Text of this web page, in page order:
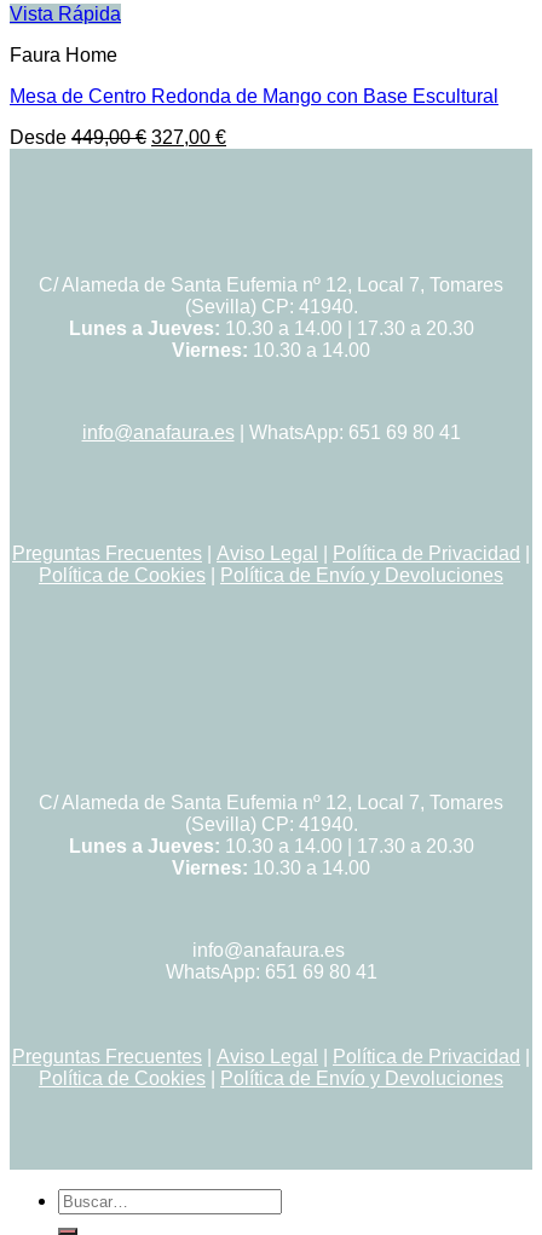
Vista Rápida
Faura Home
Mesa de Centro Redonda de Mango con Base Escultural
Desde 449,00€ El
327,00 €El
C/ Alameda de Santa Eufemia nº 12, Local 7, Tomares
(Sevilla) CP: 41940.
Lunes a Jueves: 10.30 a 14.00 | 17.30 a 20.30
Viernes: 10.30 a 14.00
info@anafaura.es| WhatsApp: 651 69 80 41
Preguntas Frecuentes Aviso Legal Política de Privacidad
Política de Cookies
Política de Envío y Devoluciones
C/ Alameda de Santa Eufemia nº 12, Local 7, Tomares
(Sevilla) CP: 41940.
Lunes a Jueves: 10.30 a 14.00 | 17.30 a 20.30
Viernes: 10.30 a 14.00
info@anafaura.es
WhatsApp: 651 69 80 41
Preguntas Frecuentes Aviso Legal Política de Privacidad
Política de Cookies
Política de Envío y Devoluciones
Buscar
por: